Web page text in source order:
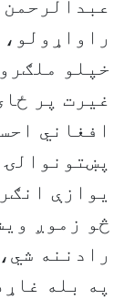
خپلو
غیرت پر
افغاني
یوازې
څو زموږ
رادننه
په بله